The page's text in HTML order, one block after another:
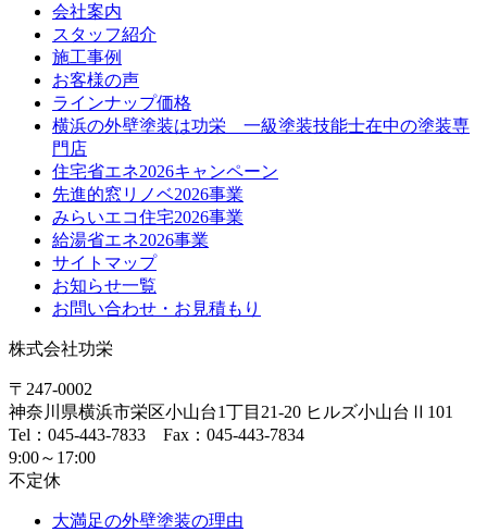
会社案内
スタッフ紹介
施工事例
お客様の声
ラインナップ価格
横浜の外壁塗装は功栄 一級塗装技能士在中の塗装専
門店
住宅省エネ2026キャンペーン
先進的窓リノベ2026事業
みらいエコ住宅2026事業
給湯省エネ2026事業
サイトマップ
お知らせ一覧
お問い合わせ・お見積もり
株式会社功栄
〒247-0002
神奈川県横浜市栄区小山台1丁目21-20 ヒルズ小山台Ⅱ101
Tel：045-443-7833 Fax：045-443-7834
9:00～17:00
不定休
大満足の外壁塗装の理由